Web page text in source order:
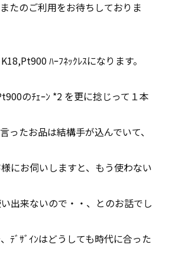
たのご利用をお待ちしておりま
ﾊｰﾌﾈｯｸﾚｽになります。
のﾁｪｰﾝ *2 を更に捻じって１本
ったお品は結構手が込んでいて、
にお伺いしますと、もう使わない
出来ないので・・、とのお話でし
ﾃﾞｻﾞｲﾝはどうしても時代に合った